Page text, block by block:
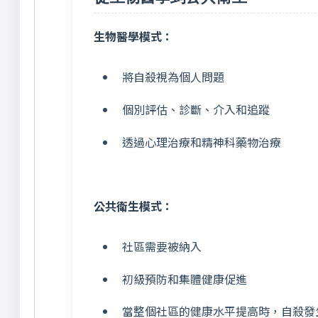
生物醫學模式：
將自殺視為個人問題
個別評估、診斷、介入和追蹤
透過心理治療和精神科藥物治療
公共衛生模式：
社區需要被納入
初級預防和集體健康促進
當整個社區的健康水平提高時，自殺